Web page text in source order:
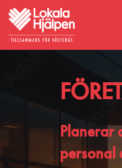
Planerar
personal